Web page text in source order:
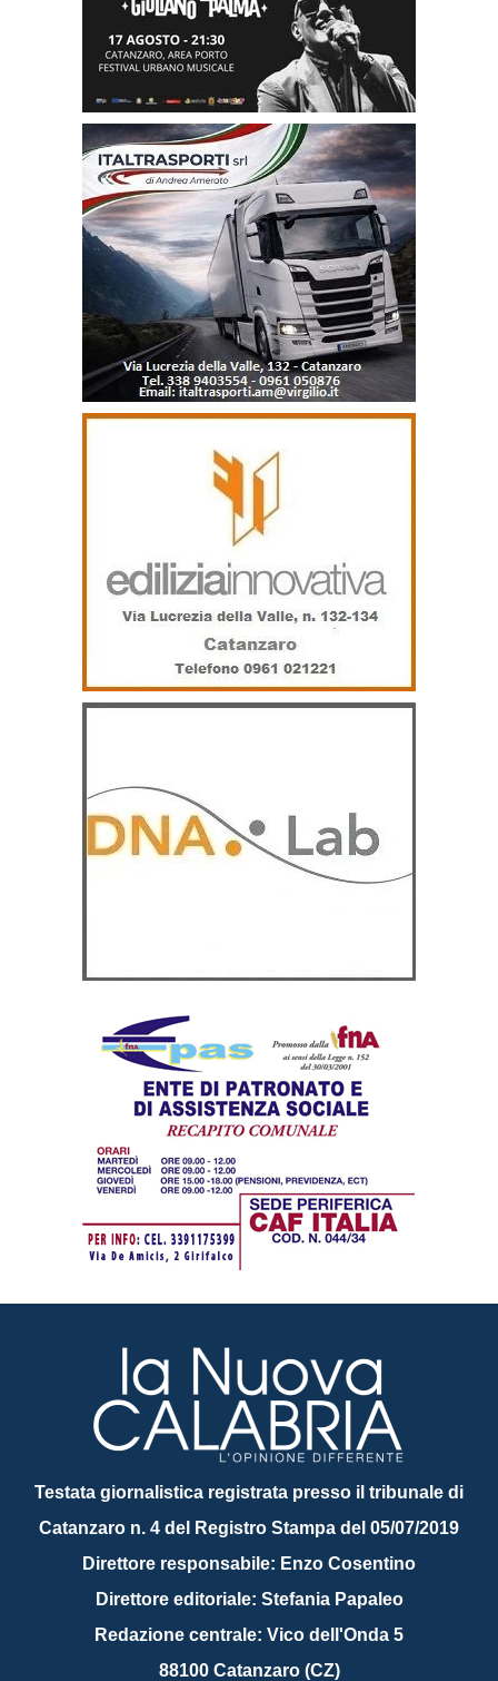
Testata giornalistica registrata presso il tribunale di
Catanzaro n. 4 del Registro Stampa del 05/07/2019
Direttore responsabile: Enzo Cosentino
Direttore editoriale: Stefania Papaleo
Redazione centrale: Vico dell'Onda 5
88100 Catanzaro (CZ)